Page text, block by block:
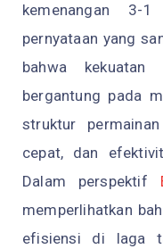
kemenangan
pernyataan yang
bahwa kekuatan
bergantung pada
struktur
cepat, dan
Dalam perspektif
memperlihatkan
efisiensi di laga